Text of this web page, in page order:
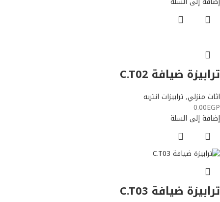
ترابيزة ضيافة C.T02
اثاث منزلي,ترابيزات انتريه
0.00EGP
إضافة إلى السلة
ترابيزة ضيافة C.T03